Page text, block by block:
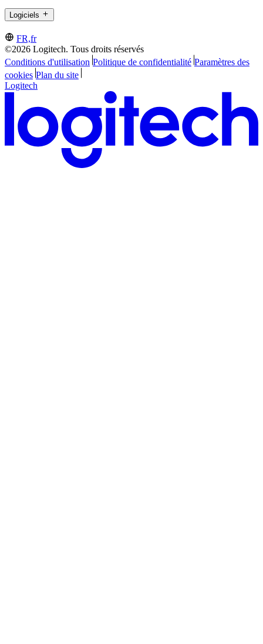
Logiciels
FR,fr
©2026 Logitech. Tous droits réservés
Conditions d'utilisation Politique de confidentialité Paramètres des
cookies Plan du site
Logitech